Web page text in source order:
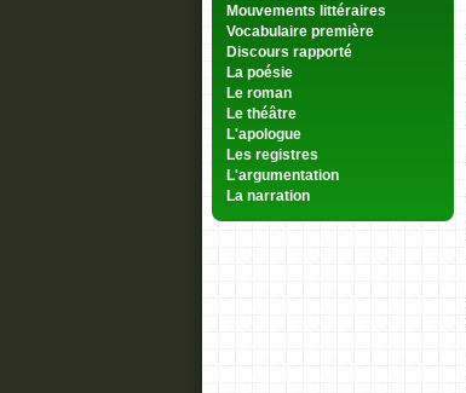
Mouvements littéraires
Vocabulaire première
Discours rapporté
La poésie
Le roman
Le théâtre
L'apologue
Les registres
L'argumentation
La narration